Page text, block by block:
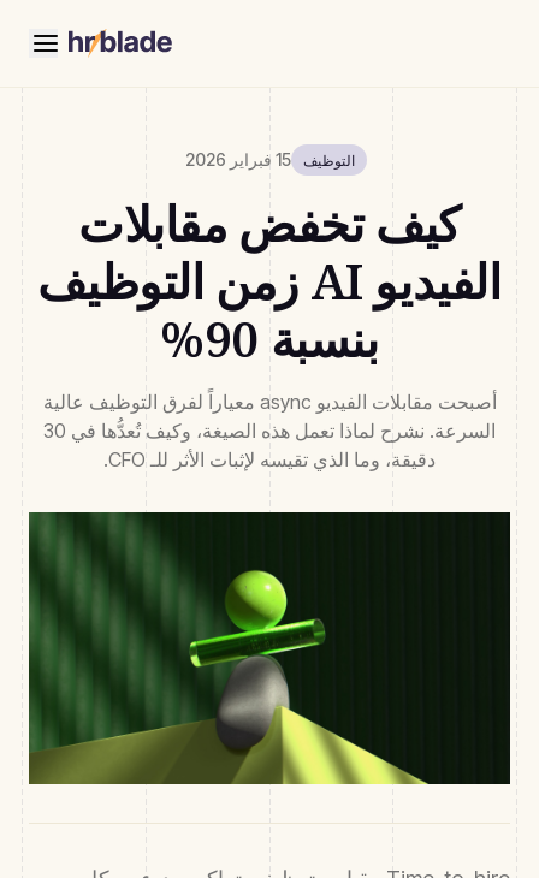
التوظيف 15 فبراير 2026
كيف تخفض مقابلات
الفيديو AI زمن التوظيف
بنسبة 90%
أصبحت مقابلات الفيديو async معياراً لفرق التوظيف عالية
السرعة. نشرح لماذا تعمل هذه الصيغة، وكيف تُعدُّها في 30
دقيقة، وما الذي تقيسه لإثبات الأثر للـ CFO.